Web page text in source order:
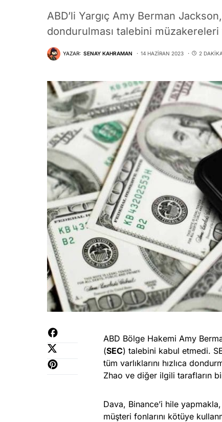
ABD’li Yargıç Amy Berman
dondurulması talebini
YAZAR: SENAY KAHRAMAN 14 HAZIRAN 2023 2
ABD Bölge Hakemi Amy
(SEC) talebini kabul etmedi.
tüm varlıklarını hızlıca
Zhao ve diğer ilgili tarafların
Dava, Binance’i hile
müşteri fonlarını kötüye